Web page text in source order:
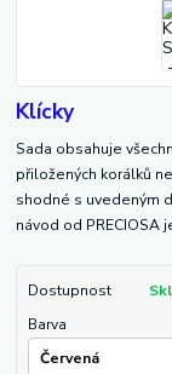
Klícky
Sada obsahuje
přiložených korálků
shodné s uvedeným
návod od PRECIOSA
Dostupnost
Barva